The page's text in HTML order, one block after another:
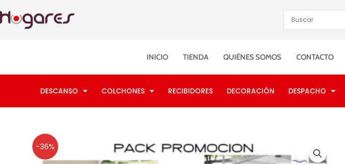
al
INICIO TIENDA QUIÉNES SOMOS CONTACTO
DESCANSO COLCHONES RECIBIDORES DECORACIÓN DESPACHO
-36%